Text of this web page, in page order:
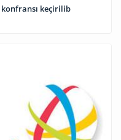
keçirilib